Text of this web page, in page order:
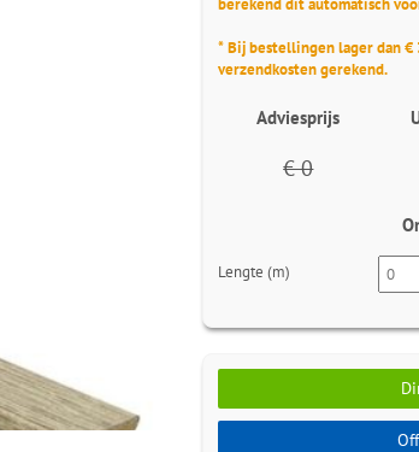
* Bij bestellingen lager dan €
verzendkosten gerekend.
Adviesprijs
€ 0
Lengte (m)